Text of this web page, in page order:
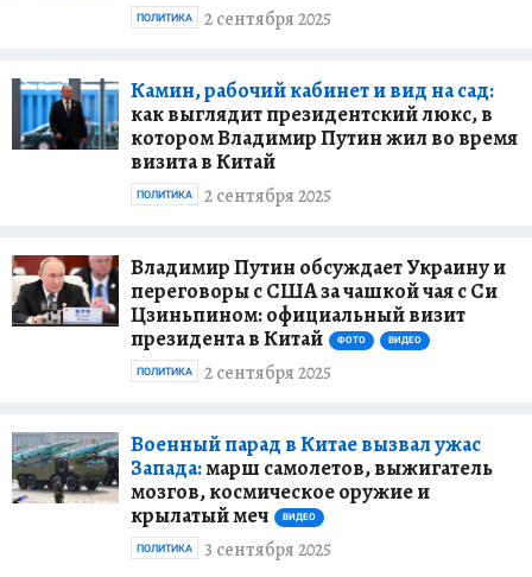
2 сентября 2025
ПОЛИТИКА
Камин, рабочий кабинет и вид на сад:
как выглядит президентский люкс, в
котором Владимир Путин жил во время
визита в Китай
2 сентября 2025
ПОЛИТИКА
Владимир Путин обсуждает Украину и
переговоры с США за чашкой чая с Си
Цзиньпином: официальный визит
президента в Китай
ФОТО ВИДЕО
2 сентября 2025
ПОЛИТИКА
Военный парад в Китае вызвал ужас
Запада:марш самолетов, выжигатель
мозгов, космическое оружие и
крылатый меч
ВИДЕО
3 сентября 2025
ПОЛИТИКА